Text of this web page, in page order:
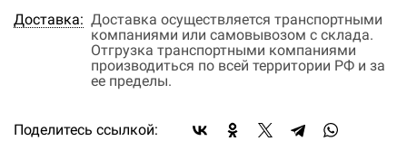
Доставка: Доставка осуществляется транспортными
компаниями или самовывозом с склада.
Отгрузка транспортными компаниями
производиться по всей территории РФ и за
ее пределы.
Поделитесь ссылкой: